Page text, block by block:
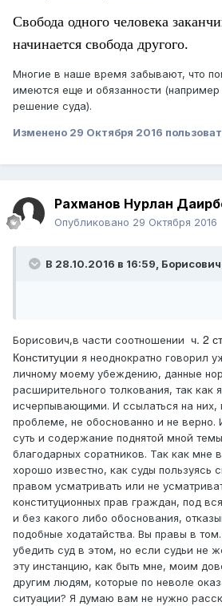
Свобода одного человека
начинается свобода другого.
Многие в наше время забывают, что
имеются еще и обязанности (например
решение суда).
Изменено 29 Октября 2016
Рахманов Нурлан
Опубликовано 29 Октября 2016
В 28.10.2016 в 16:59, Борисович
Борисович,в части соотношении ч. 2
Конституции я неоднократно говорил
личному моему убеждению, данные
расширительного толкования, так как
исчерпывающими. И ссылаться на них,
проблеме, не обоснованно и не верно.
суть и содержание поднятой мной
благодарных соратников. Так как мне
хорошо известно, как суды пользуясь
правом усматривать или не
конституционных прав граждан, под
и без какого либо обоснования,
подобные ходатайства. Вы правы в
убедить суд в этом, но если судьи не
эту инстанцию, как быть мне, моим
другим людям, которые по неволе
ситуации? Я думаю вам не нужно